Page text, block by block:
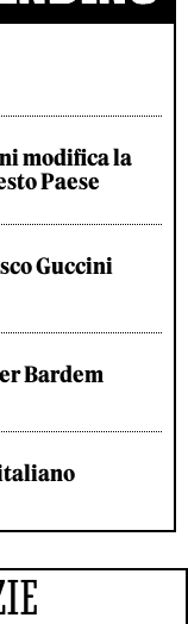
modifica la
Paese
Guccini
Bardem